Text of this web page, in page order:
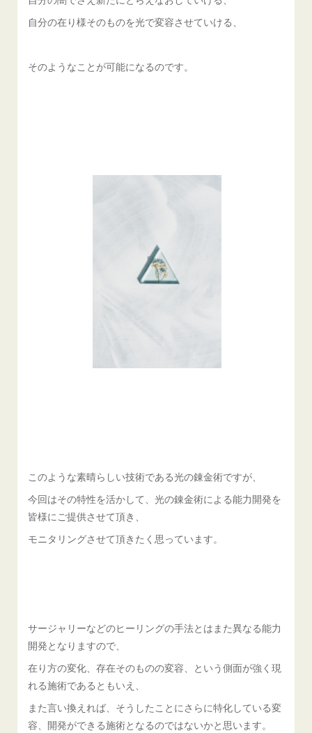
自分の在り様そのものを光で変容させていける、
そのようなことが可能になるのです。
このような素晴らしい技術である光の錬金術ですが、
今回はその特性を活かして、光の錬金術による能力開発を
皆様にご提供させて頂き、
モニタリングさせて頂きたく思っています。
サージャリーなどのヒーリングの手法とはまた異なる能力
開発となりますので、
在り方の変化、存在そのものの変容、という側面が強く現
れる施術であるともいえ、
また言い換えれば、そうしたことにさらに特化している変
容、開発ができる施術となるのではないかと思います。